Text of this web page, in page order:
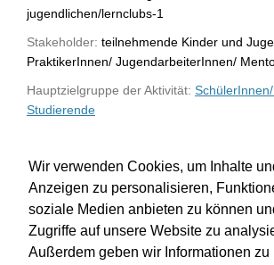
Wir verwenden Cookies, um Inhalte
Anzeigen zu personalisieren,
soziale Medien anbieten zu können
Zugriffe auf unsere Website zu
Außerdem geben wir Informationen zu
jugendlichen/lernclubs-1
Stakeholder: teilnehmende Kinder und
PraktikerInnen/ JugendarbeiterInnen/
Hauptzielgruppe der Aktivität:
Studierende